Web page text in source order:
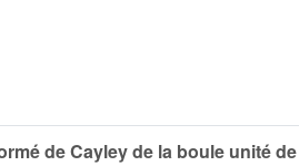
de Cayley de la boule unité de